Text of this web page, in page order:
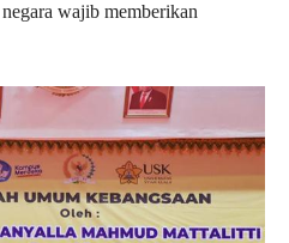
wajib memberikan